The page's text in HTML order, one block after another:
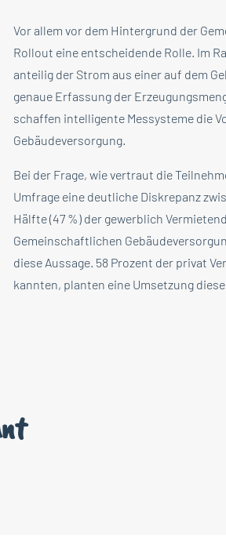
Vor allem vor dem Hintergrund der
Rollout eine entscheidende Rolle. Im
anteilig der Strom aus einer auf dem
genaue Erfassung der
schaffen intelligente Messysteme die
Gebäudeversorgung.
Bei der Frage, wie vertraut die
Umfrage eine deutliche Diskrepanz
Hälfte (47 %) der gewerblich
Gemeinschaftlichen
diese Aussage. 58 Prozent der privat
kannten, planten eine Umsetzung